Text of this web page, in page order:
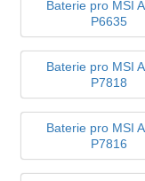
Baterie pro MSI
P6635
Baterie pro MSI
P7818
Baterie pro MSI
P7816